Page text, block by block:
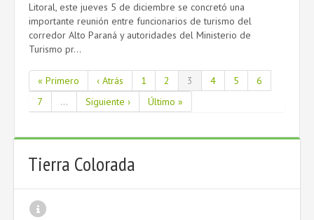
Litoral, este jueves 5 de diciembre se concretó una
importante reunión entre funcionarios de turismo del
corredor Alto Paraná y autoridades del Ministerio de
Turismo pr...
« Primero ‹ Atrás 1 2 3 4 5
6
7
... Siguiente › Último »
Tierra Colorada